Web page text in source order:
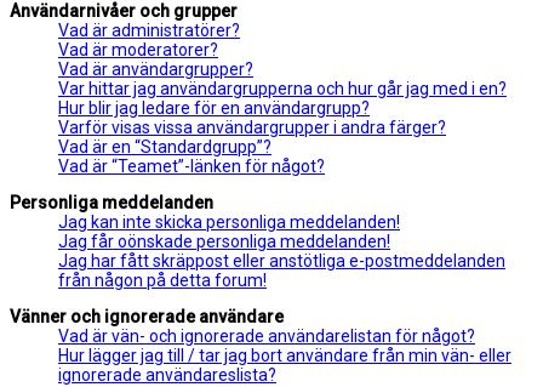
Användarnivåer och grupper
Vad är administratörer?
Vad är moderatorer?
Vad är användargrupper?
Var hittar jag användargrupperna och hur går jag med i en?
Hur blir jag ledare för en användargrupp?
Varför visas vissa användargrupper i andra färger?
Vad är en “Standardgrupp”?
Vad är “Teamet”-länken för något?
Personliga meddelanden
Jag kan inte skicka personliga meddelanden!
Jag får oönskade personliga meddelanden!
Jag har fått skräppost eller anstötliga e-postmeddelanden
från någon på detta forum!
Vänner och ignorerade användare
Vad är vän- och ignorerade användarelistan för något?
Hur lägger jag till / tar jag bort användare från min vän- eller
ignorerade användareslista?